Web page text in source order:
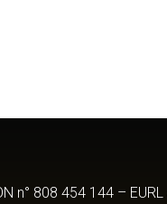
n° 808 454 144 –